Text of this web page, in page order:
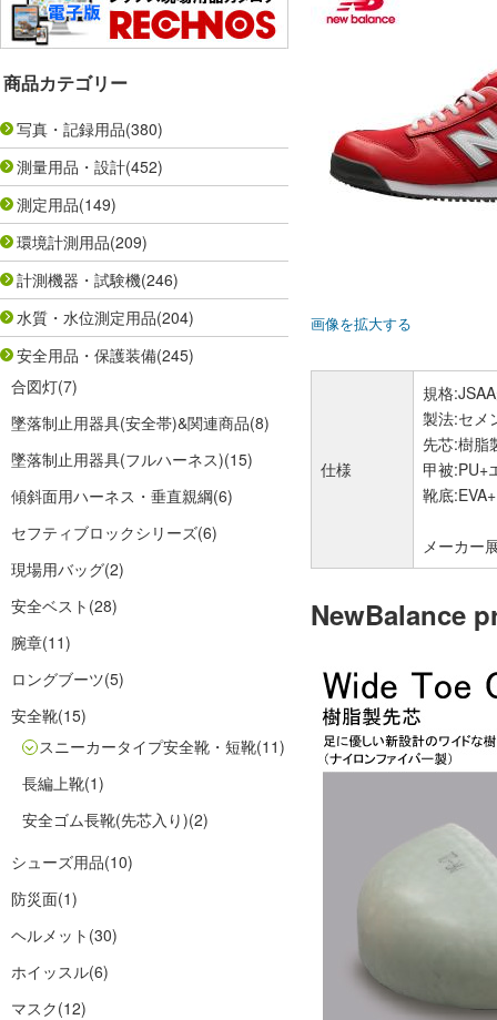
商品カテゴリー
写真・記録用品(380)
測量用品・設計(452)
測定用品(149)
環境計測用品(209)
計測機器・試験機(246)
水質・水位測定用品(204)
安全用品・保護装備(245)
合図灯(7)
墜落制止用器具(安全帯)&関連商品(8)
墜落制止用器具(フルハーネス)(15)
傾斜面用ハーネス・垂直親綱(6)
セフティブロックシリーズ(6)
現場用バッグ(2)
安全ベスト (28)
腕章(11)
ロングブーツ(5)
安全靴(15)
スニーカータイプ安全靴・短靴(11)
長編上靴(1)
安全ゴム長靴(先芯入り)(2)
シューズ用品(10)
防災面(1)
ヘルメット (30)
ホイッスル(6)
マスク(12)
画像を拡大する
仕様
規格
製法:セメ
先芯:樹脂
甲被:PU+
靴底
メーカー
NewBalance